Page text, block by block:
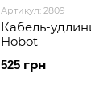
Артикул: 2809
Кабель-
Hobot
525 грн